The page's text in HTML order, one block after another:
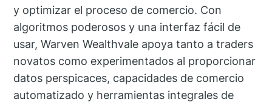
y optimizar el proceso de comercio. Con
algoritmos poderosos y una interfaz fácil de
usar, Warven Wealthvale apoya tanto a traders
novatos como experimentados al proporcionar
datos perspicaces, capacidades de comercio
automatizado y herramientas integrales de